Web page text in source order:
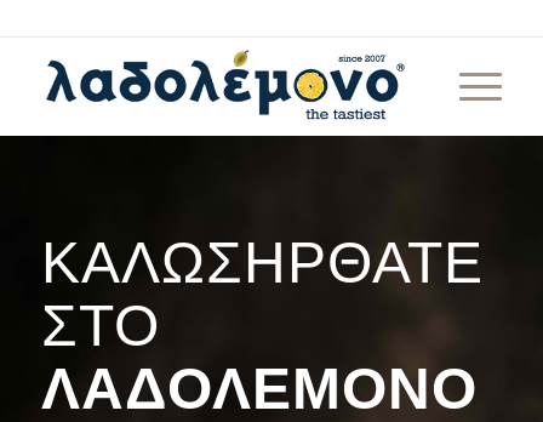
ΚΑΛΩΣΉΡΘΑΤΕ
ΣΤΟ
ΛΑΔΟΛΈΜΟΝΟ